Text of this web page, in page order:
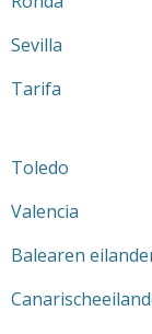
Sevilla
Tarifa
Toledo
Valencia
Balearen